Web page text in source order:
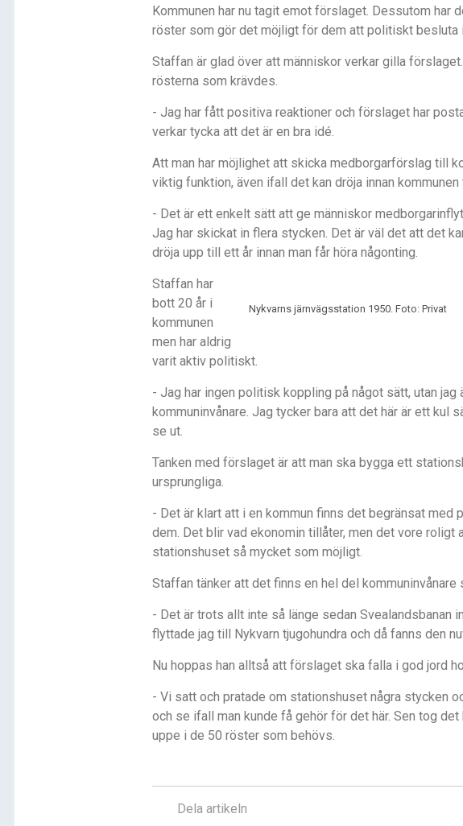
Kommunen har nu tagit emot förslaget. Dessutom har
röster som gör det möjligt för dem att politiskt besluta
Staffan är glad över att människor verkar gilla
rösterna som krävdes.
- Jag har fått positiva reaktioner och förslaget har
verkar tycka att det är en bra idé.
Att man har möjlighet att skicka medborgarförslag till
viktig funktion, även ifall det kan dröja innan kommunen
- Det är ett enkelt sätt att ge människor
Jag har skickat in flera stycken. Det är väl det att det
dröja upp till ett år innan man får höra någonting.
Nykvarns järnvägsstation 1950. Foto: Privat
Staffan har
bott 20 år i
kommunen
men har aldrig
varit aktiv politiskt.
- Jag har ingen politisk koppling på något sätt, utan jag
kommuninvånare. Jag tycker bara att det här är ett kul
se ut.
Tanken med förslaget är att man ska bygga ett
ursprungliga.
- Det är klart att i en kommun finns det begränsat med
dem. Det blir vad ekonomin tillåter, men det vore roligt
stationshuset så mycket som möjligt.
Staffan tänker att det finns en hel del kommuninvånare
- Det är trots allt inte så länge sedan Svealandsbanan
flyttade jag till Nykvarn tjugohundra och då fanns den
Nu hoppas han alltså att förslaget ska falla i god jord
- Vi satt och pratade om stationshuset några stycken
och se ifall man kunde få gehör för det här. Sen tog
uppe i de 50 röster som behövs.
Dela artikeln